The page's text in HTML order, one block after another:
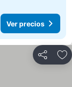
Ver precios
Compartir